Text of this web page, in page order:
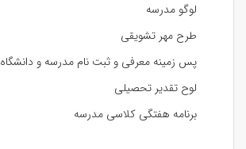
لوگو مدرسه
طرح مهر تشویقی
پس زمینه معرفی و ثبت نام مدرسه و دانشگاه
لوح تقدیر تحصیلی
برنامه هفتگی کلاسی مدرسه